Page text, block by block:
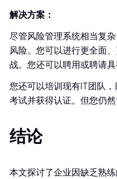
解决方案：
尽管风险管理系统相当复
风险。您可以进行更全面
战。您还可以聘用或聘请
您还可以培训现有IT团队
考试并获得认证。但您仍
结论
本文探讨了企业因缺乏熟